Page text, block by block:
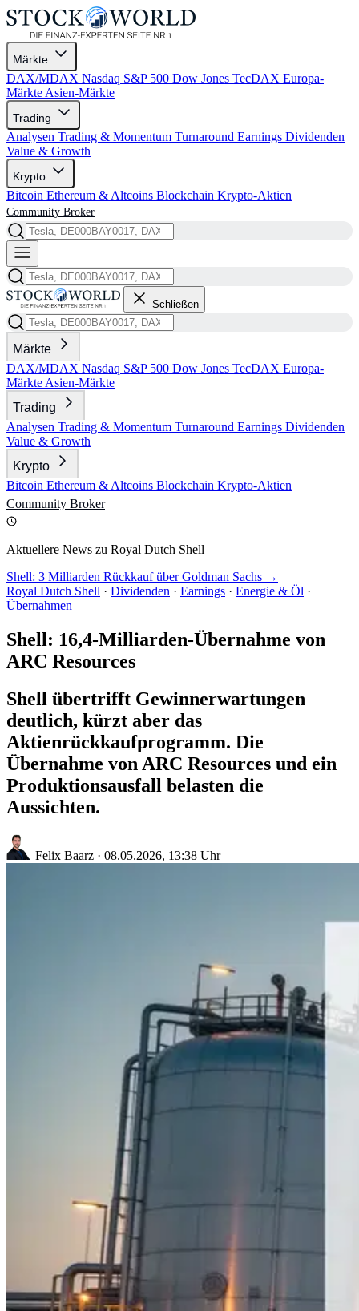
Märkte
DAX/MDAX Nasdaq S&P 500 Dow Jones TecDAX Europa-
Märkte Asien-Märkte
Trading
Analysen Trading & Momentum Turnaround Earnings Dividenden
Value & Growth
Krypto
Bitcoin Ethereum & Altcoins Blockchain Krypto-Aktien
Community Broker
Schließen
Märkte
DAX/MDAX Nasdaq S&P 500 Dow Jones TecDAX Europa-
Märkte Asien-Märkte
Trading
Analysen Trading & Momentum Turnaround Earnings Dividenden
Value & Growth
Krypto
Bitcoin Ethereum & Altcoins Blockchain Krypto-Aktien
Community Broker
Aktuellere News zu Royal Dutch Shell
Shell: 3 Milliarden Rückkauf über Goldman Sachs →
Royal Dutch Shell · Dividenden · Earnings · Energie & Öl ·
Übernahmen
Shell: 16,4-Milliarden-Übernahme von
ARC Resources
Shell übertrifft Gewinnerwartungen
deutlich, kürzt aber das
Aktienrückkaufprogramm. Die
Übernahme von ARC Resources und ein
Produktionsausfall belasten die
Aussichten.
Felix Baarz · 08.05.2026, 13:38 Uhr